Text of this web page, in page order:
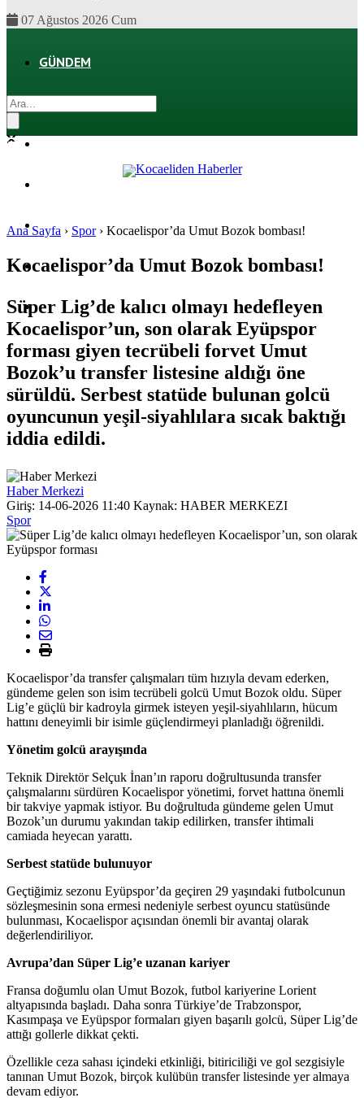
07 Ağustos 2026 Cum
GÜNDEM
SPOR
MAGAZIN
SAĞLIK
Ana Sayfa › Spor› Kocaelispor’da Umut Bozok bombası!
Kocaelispor’da Umut Bozok bombası!
Süper Lig’de kalıcı olmayı hedefleyen
Kocaelispor’un, son olarak Eyüpspor
forması giyen tecrübeli forvet Umut
Bozok’u transfer listesine aldığı öne
sürüldü. Serbest statüde bulunan golcü
oyuncunun yeşil-siyahlılara sıcak baktığı
iddia edildi.
Haber Merkezi
Giriş: 14-06-2026 11:40 Kaynak: HABER MERKEZI
Spor
Kocaelispor’da transfer çalışmaları tüm hızıyla devam ederken,
gündeme gelen son isim tecrübeli golcü Umut Bozok oldu. Süper
Lig’e güçlü bir kadroyla girmek isteyen yeşil-siyahlıların, hücum
hattını deneyimli bir isimle güçlendirmeyi planladığı öğrenildi.
Yönetim golcü arayışında
Teknik Direktör Selçuk İnan’ın raporu doğrultusunda transfer
çalışmalarını sürdüren Kocaelispor yönetimi, forvet hattına önemli
bir takviye yapmak istiyor. Bu doğrultuda gündeme gelen Umut
Bozok’un durumu yakından takip edilirken, transfer ihtimali
camiada heyecan yarattı.
Serbest statüde bulunuyor
Geçtiğimiz sezonu Eyüpspor’da geçiren 29 yaşındaki futbolcunun
sözleşmesinin sona ermesi nedeniyle serbest oyuncu statüsünde
bulunması, Kocaelispor açısından önemli bir avantaj olarak
değerlendiriliyor.
Avrupa’dan Süper Lig’e uzanan kariyer
Fransa doğumlu olan Umut Bozok, futbol kariyerine Lorient
altyapısında başladı. Daha sonra Türkiye’de Trabzonspor,
Kasımpaşa ve Eyüpspor formaları giyen başarılı golcü, Süper Lig’de
attığı gollerle dikkat çekti.
Özellikle ceza sahası içindeki etkinliği, bitiriciliği ve gol sezgisiyle
tanınan Umut Bozok, birçok kulübün transfer listesinde yer almaya
devam ediyor.